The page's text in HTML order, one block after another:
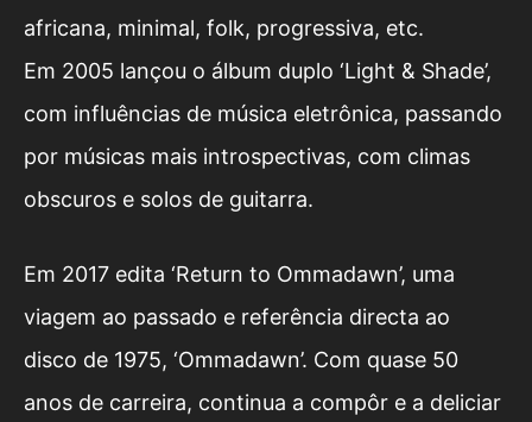
africana, minimal, folk, progressiva, etc.
Em 2005 lançou o álbum duplo ‘Light & Shade’,
com influências de música eletrônica, passando
por músicas mais introspectivas, com climas
obscuros e solos de guitarra.
Em 2017 edita ‘Return to Ommadawn’, uma
viagem ao passado e referência directa ao
disco de 1975, ‘Ommadawn’. Com quase 50
anos de carreira, continua a compôr e a deliciar